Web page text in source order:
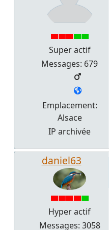
Super actif
Messages: 679
Emplacement:
Alsace
IP archivée
daniel63
Hyper actif
Messages: 3058